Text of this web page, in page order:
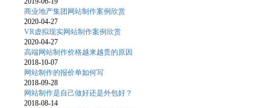
商业地产集团网站制作案例欣赏
2020-04-27
VR虚拟现实网站制作案例欣赏
2020-04-27
高端网站制作价格越来越贵的原因
2018-10-07
网站制作的报价单如何写
2018-09-28
网站制作是自己做好还是外包好？
2018-08-14